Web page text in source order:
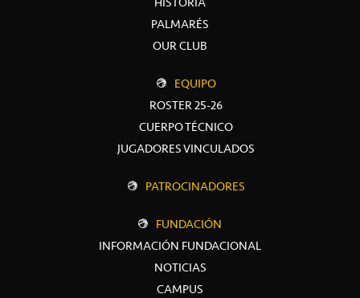
PALMARÉS
OUR CLUB
EQUIPO
ROSTER 25-26
CUERPO TÉCNICO
JUGADORES VINCULADOS
PATROCINADORES
FUNDACIÓN
INFORMACIÓN FUNDACIONAL
NOTICIAS
CAMPUS